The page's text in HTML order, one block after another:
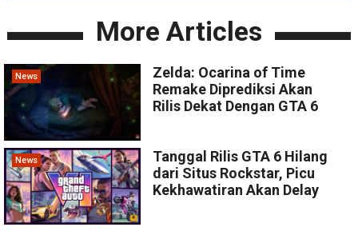
More Articles
News
Zelda: Ocarina of Time
Remake Diprediksi Akan
Rilis Dekat Dengan GTA 6
News
Tanggal Rilis GTA 6 Hilang
dari Situs Rockstar, Picu
Kekhawatiran Akan Delay